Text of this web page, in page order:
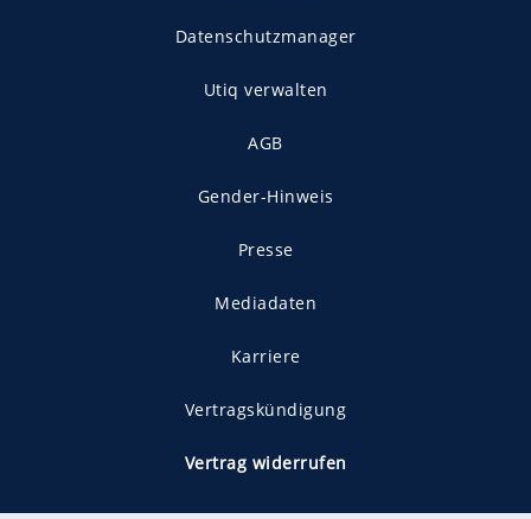
Datenschutzmanager
Utiq verwalten
AGB
Gender-Hinweis
Presse
Mediadaten
Karriere
Vertragskündigung
Vertrag widerrufen